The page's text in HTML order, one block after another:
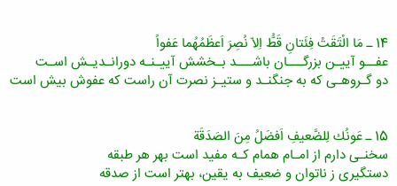
14 ـ مَا الْتَقَتْ فِئَتانِ قَطُّ اِلاّ نُصِرَ اَعظَمُهُما عَفواً
عفــو آییـن بزرگـــان باشـــد بـخشش آییـنـه دورانـدیـش اسـت
دو گـروهـى كه به جنگنـد و ستیـز نصرت آن راست كه عفوش بیش است
15 ـ عَونُك لِلضَّعیفِ اَفضَلُ مِنَ الصَدَقَة
سخنـى دارم از امـام همام كـه مفید است بهر هر طبقه
دستگیرى ز ناتوان و ضعیف به یقین، بهتر است از صدقه